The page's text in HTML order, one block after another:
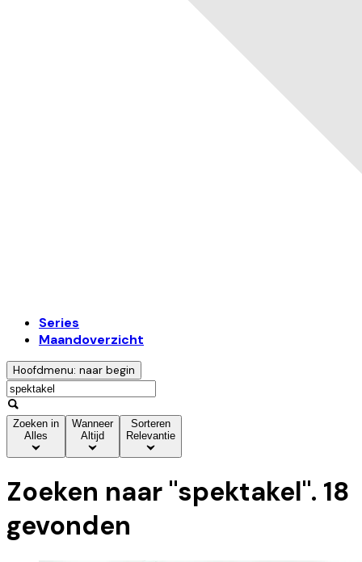
Series
Maandoverzicht
Hoofdmenu: naar begin
Zoeken in
Alles
Wanneer
Altijd
Sorteren
Relevantie
Zoeken naar "spektakel". 18
gevonden